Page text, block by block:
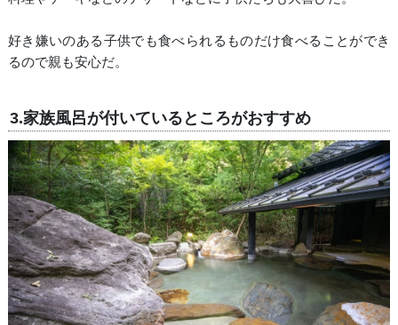
好き嫌いのある子供でも食べられるものだけ食べることができ
るので親も安心だ。
3.家族風呂が付いているところがおすすめ